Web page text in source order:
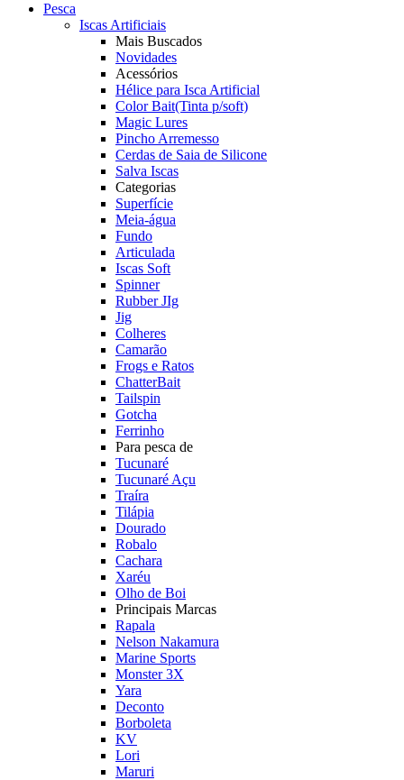
Pesca
Iscas Artificiais
Mais Buscados
Novidades
Acessórios
Hélice para Isca Artificial
Color Bait(Tinta p/soft)
Magic Lures
Pincho Arremesso
Cerdas de Saia de Silicone
Salva Iscas
Categorias
Superfície
Meia-água
Fundo
Articulada
Iscas Soft
Spinner
Rubber JIg
Jig
Colheres
Camarão
Frogs e Ratos
ChatterBait
Tailspin
Gotcha
Ferrinho
Para pesca de
Tucunaré
Tucunaré Açu
Traíra
Tilápia
Dourado
Robalo
Cachara
Xaréu
Olho de Boi
Principais Marcas
Rapala
Nelson Nakamura
Marine Sports
Monster 3X
Yara
Deconto
Borboleta
KV
Lori
Maruri